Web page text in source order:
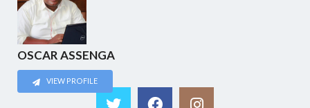
OSCAR ASSENGA
VIEW PROFILE